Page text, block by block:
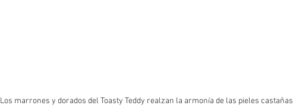
Los marrones y dorados del Toasty Teddy realzan la armonía de las pieles castañas